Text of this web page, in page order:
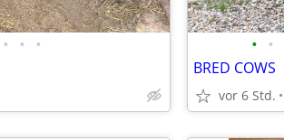
• • • • •
BRED COWS
vor 6 Std.